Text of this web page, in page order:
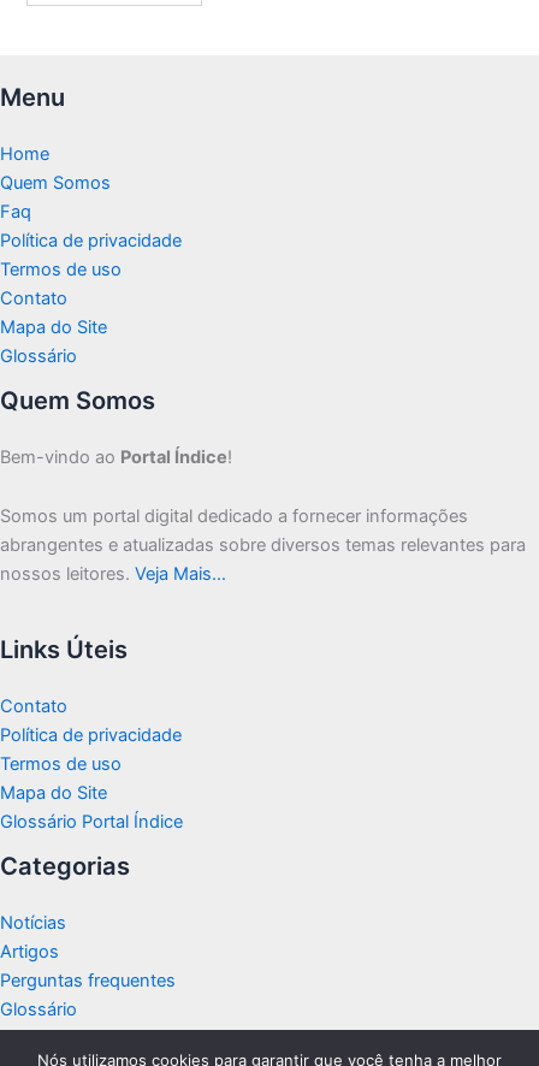
Menu
Home
Quem Somos
Faq
Política de privacidade
Termos de uso
Contato
Mapa do Site
Glossário
Quem Somos
Bem-vindo ao Portal Índice!
Somos um portal digital dedicado a fornecer informações
abrangentes e atualizadas sobre diversos temas relevantes para
nossos leitores. Veja Mais…
Links Úteis
Contato
Política de privacidade
Termos de uso
Mapa do Site
Glossário Portal Índice
Categorias
Notícias
Artigos
Perguntas frequentes
Glossário
Nós utilizamos cookies para garantir que você tenha a melhor